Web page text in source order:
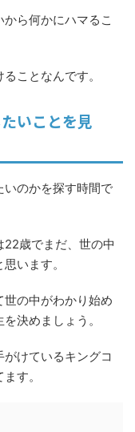
ら何かにハマるこ
ことなんです。
いことを見
いのかを探す時間で
歳でまだ、世の中
います。
の中がわかり始め
決めましょう。
がけているキングコ
す。